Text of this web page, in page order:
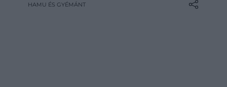
tárgyait válogattuk össze, amelyek szépek
HAMU ÉS GYÉMÁNT